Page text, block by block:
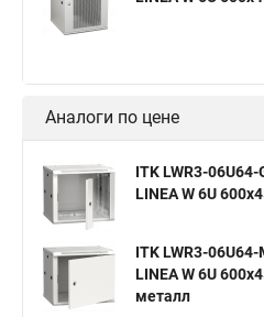
Аналоги по цене
ITK LWR3-
LINEA W 6U
ITK LWR3-
LINEA W 6U
металл